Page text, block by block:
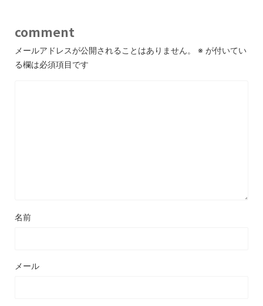
comment
メールアドレスが公開されることはありません。 ※ が付いてい
る欄は必須項目です
名前
メール